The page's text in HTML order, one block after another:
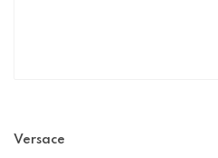
Versace